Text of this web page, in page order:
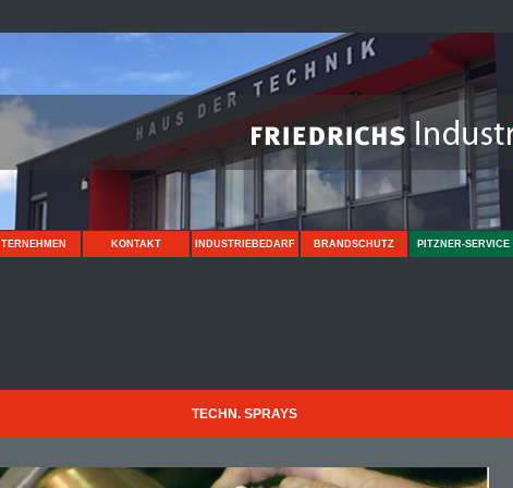
KONTAKT INDUSTRIEBEDARF BRANDSCHUTZ PITZNER-SERVICE
TECHN. SPRAYS